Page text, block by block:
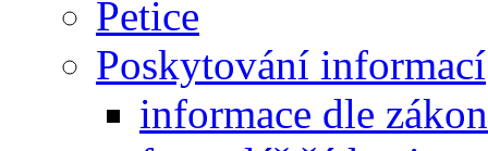
Petice
Poskytování informací
informace dle